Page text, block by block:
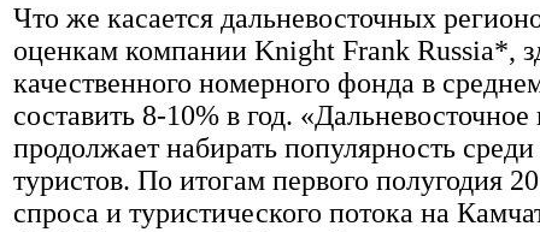
Что же касается дальневосточных
оценкам компании Knight Frank Russia*,
качественного номерного фонда в
составить 8-10% в год.
продолжает набирать популярность
туристов. По итогам первого полугодия
спроса и туристического потока на